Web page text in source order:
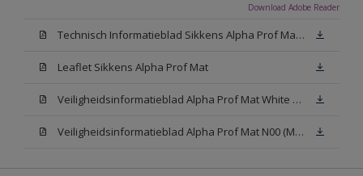
Download Adobe Reader
Technisch Informatieblad Sikkens Alpha Prof Mat(PDF)
Leaflet Sikkens Alpha Prof Mat
Veiligheidsinformatieblad Alpha Prof Mat White W05 (MSDS)
Veiligheidsinformatieblad Alpha Prof Mat N00 (MSDS)